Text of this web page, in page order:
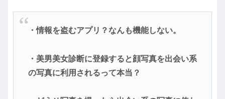
・情報を盗むアプリ？なんも機能しない。
・美男美女診断に登録すると顔写真を出会い系
の写真に利用されるって本当？